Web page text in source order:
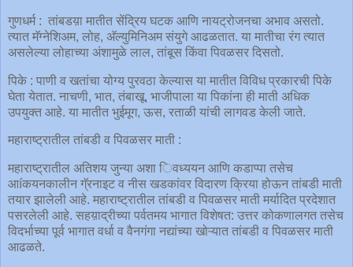
गुणधर्म : तांबडय़ा मातीत सेंद्रिय घटक आणि नायट्रोजनचा अभाव असतो.
त्यात मॅग्नेशिअम, लोह, अ‍ॅल्युमिनिअम संयुगे आढळतात. या मातीचा रंग त्यात
असलेल्या लोहाच्या अंशामुळे लाल, तांबूस किंवा पिवळसर दिसतो.
पिके : पाणी व खतांचा योग्य पुरवठा केल्यास या मातीत विविध प्रकारची पिके
घेता येतात. नाचणी, भात, तंबाखू, भाजीपाला या पिकांना ही माती अधिक
उपयुक्त आहे. या मातीत भुईमूग, ऊस, रताळी यांची लागवड केली जाते.
महाराष्ट्रातील तांबडी व पिवळसर माती :
महाराष्ट्रातील अतिशय जुन्या अशा िवध्ययन आणि कडाप्पा तसेच
आíकयनकालीन गॅ्रनाइट व नीस खडकांवर विदारण क्रिया होऊन तांबडी माती
तयार झालेली आहे. महाराष्ट्रातील तांबडी व पिवळसर माती मर्यादित प्रदेशात
पसरलेली आहे. सहय़ाद्रीच्या पर्वतमय भागात विशेषत: उत्तर कोकणालगत तसेच
विदर्भाच्या पूर्व भागात वर्धा व वैनगंगा नद्यांच्या खोऱ्यात तांबडी व पिवळसर माती
आढळते.